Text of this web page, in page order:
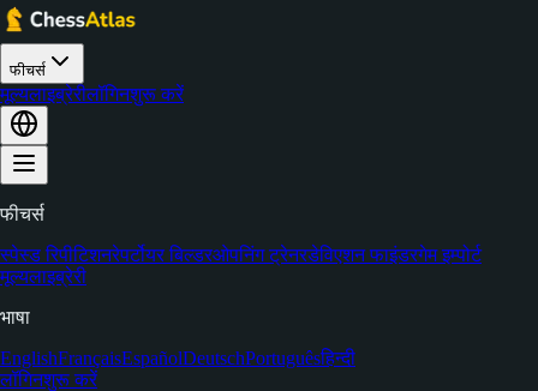
फीचर्स
मूल्यलाइब्रेरीलॉगिनशुरू करें
फीचर्स
स्पेस्ड रिपीटिशनरेपर्टोयर बिल्डरओपनिंग ट्रेनरडेविएशन फाइंडरगेम इम्पोर्ट
मूल्यलाइब्रेरी
भाषा
EnglishFrançaisEspañolDeutschPortuguêsहिन्दी
लॉगिनशुरू करें